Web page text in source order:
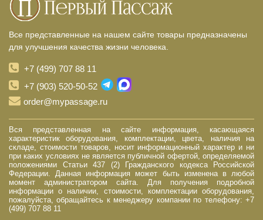
Все представленные на нашем сайте товары предназначены
для улучшения качества жизни человека.
+7 (499) 707 88 11
+7 (903) 520-50-52
order@mypassage.ru
Вся представленная на сайте информация, касающаяся
характеристик оборудования, комплектации, цвета, наличия на
складе, стоимости товаров, носит информационный характер и ни
при каких условиях не является публичной офертой, определяемой
положениями Статьи 437 (2) Гражданского кодекса Российской
Федерации. Данная информация может быть изменена в любой
момент администратором сайта. Для получения подробной
информации о наличии, стоимости, комплектации оборудования,
пожалуйста, обращайтесь к менеджеру компании по телефону: +7
(499) 707 88 11